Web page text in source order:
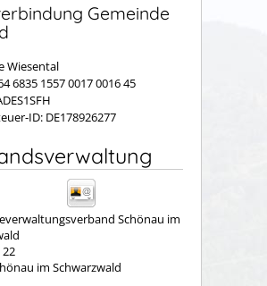
Gemeinde
Wiesental
6835 1557 0017 0016 45
ID: DE178926277
Schönau im
im Schwarzwald